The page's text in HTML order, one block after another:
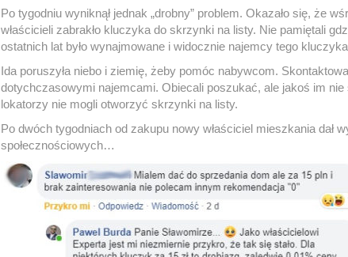
Po tygodniu wyniknął jednak „drobny” problem. Okazało się, że
właścicieli zabrakło kluczyka do skrzynki na listy. Nie pamiętali
ostatnich lat było wynajmowane i widocznie najemcy tego
Ida poruszyła niebo i ziemię, żeby pomóc nabywcom.
dotychczasowymi najemcami. Obiecali poszukać, ale jakoś im nie
lokatorzy nie mogli otworzyć skrzynki na listy.
Po dwóch tygodniach od zakupu nowy właściciel mieszkania dał
społecznościowych…